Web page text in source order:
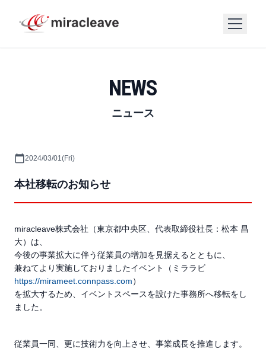
NEWS
ニュース
calendar_today2024/03/01(Fri)
本社移転のお知らせ
miracleave株式会社（東京都中央区、代表取締役社長：松本 昌
大）は、
今後の事業拡大に伴う従業員の増加を見据えるとともに、
兼ねてより実施しておりましたイベント（ミララビ
https://mirameet.connpass.com）
を拡大するため、イベントスペースを設けた事務所へ移転をし
ました。
従業員一同、更に技術力を向上させ、事業成長を推進します。